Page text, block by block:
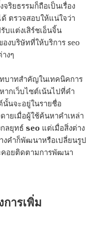
ริยธรรมก็ถือเป็นเรื่อง
ตรวจสอบให้แน่ใจว่า
บแต่งเสิร์ชเอ็นจิ้น
องบริษัทที่ให้บริการ seo
งๆ
บาทสำคัญในเทคนิคการ
ากเว็บไซต์เน้นไปที่คำ
นั้นจะอยู่ในรายชื่อ
ายเมื่อผู้ใช้ค้นหาคำเหล่า
กลยุทธ์seo แต่เมื่อสิ่งต่าง
งคำก็พัฒนาหรือเปลี่ยนรูป
คอยติดตามการพัฒนา
ารเพิ่ม